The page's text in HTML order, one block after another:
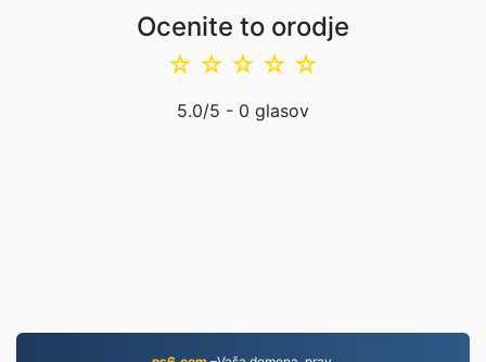
Ocenite to orodje
☆
☆
☆
☆
☆
5.0/5 - 0 glasov